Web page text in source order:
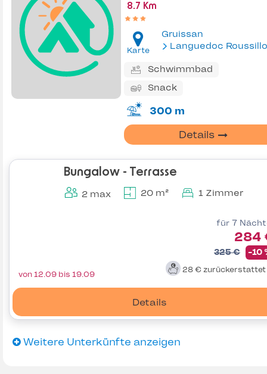
8.7 Km
Karte
Gruissan
Languedoc
Schwimmbad
Snack
300 m
Details
Bungalow - Terrasse
2 max 20 m² 1 Zimmer
für 7
284
325 € -10
28 € zurückerstattet
Details
von 12.09 bis 19.09
Weitere Unterkünfte anzeigen